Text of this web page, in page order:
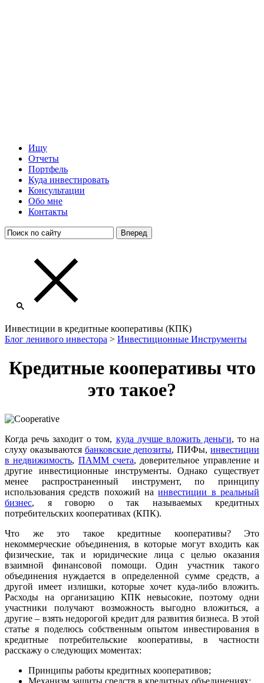
Ищу
Отчеты
Портфель
Куда инвестировать
Консультации
Обо мне
Контакты
Инвестиции в кредитные кооперативы (КПК)
Блог ленивого инвестора > Инвестиционные Инструменты
Кредитные кооперативы что
это такое?
Когда речь заходит о том, куда лучше вложить деньги, то на
слуху оказываются банковские депозиты, ПИФы,инвестиции
в недвижимость, ПАММ счета, доверительное управление и
другие инвестиционные инструменты. Однако существует
менее распространенный инструмент, по принципу
использования средств похожий наинвестиции в реальный
бизнес, я говорю о так называемых кредитных
потребительских кооперативах (КПК).
Что же это такое кредитные кооперативы? Это
некоммерческие объединения, в которые могут входить как
физические, так и юридические лица с целью оказания
взаимной финансовой помощи. Один участник такого
объединения нуждается в определенной сумме средств, а
другой имеет излишки, которые хочет куда-либо вложить.
Расходы на организацию КПК невысокие, поэтому одни
участники получают возможность выгодно вложиться, а
другие – взять недорогой кредит для развития бизнеса. В этой
статье я поделюсь собственным опытом инвестирования в
кредитные потребительские кооперативы, в частности
расскажу о следующих моментах:
Принципы работы кредитных кооперативов;
Механизм защиты средств в кредитных объединениях;